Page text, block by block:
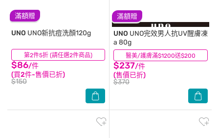
滿額贈
第2件5折 (請任選2件商品)
UNO UNO新抗痘洗顏120g
$86/件
(買2件-售價已折)
$150
(13)
滿額贈
醫美/護膚滿$1200送$200
UNO UNO完效男人抗UV醒膚凍
a 80g
$237/件
(售價已折)
$370
(13)